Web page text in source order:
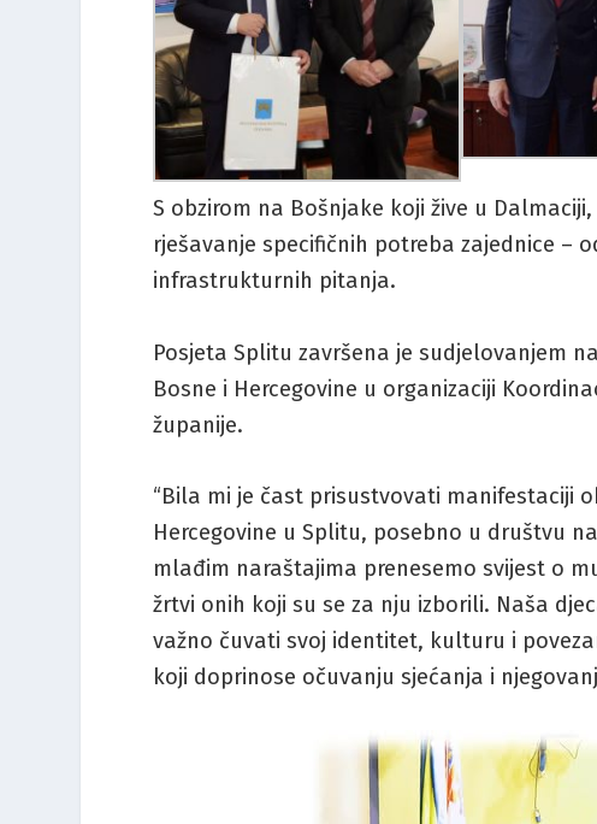
S obzirom na Bošnjake koji žive u
rješavanje specifičnih potreba zajednice –
infrastrukturnih pitanja.
Posjeta Splitu završena je sudjelovanjem
Bosne i Hercegovine u organizaciji
županije.
“Bila mi je čast prisustvovati manifestaciji
Hercegovine u Splitu, posebno u društvu
mlađim naraštajima prenesemo svijest o
žrtvi onih koji su se za nju izborili. Naša
važno čuvati svoj identitet, kulturu i
koji doprinose očuvanju sjećanja i